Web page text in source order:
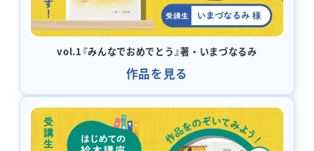
vol.1『みんなでおめでとう』著・いまづなるみ
作品を見る